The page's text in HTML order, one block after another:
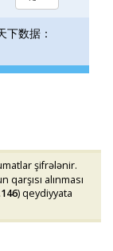
数据：
şifrələnir.
alınması
) qeydiyyata